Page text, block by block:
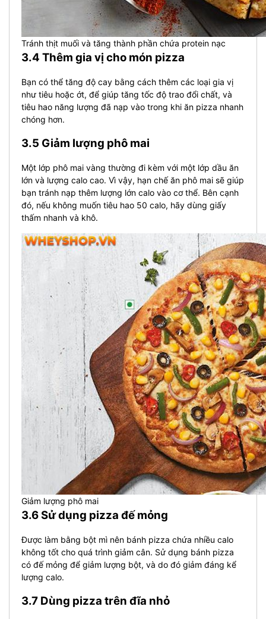
Tránh thịt muối và tăng thành phần chứa protein nạc
3.4 Thêm gia vị cho món pizza
Bạn có thể tăng độ cay bằng cách thêm các loại gia vị
như tiêu hoặc ớt, để giúp tăng tốc độ trao đổi chất, và
tiêu hao năng lượng đã nạp vào trong khi ăn pizza nhanh
chóng hơn.
3.5 Giảm lượng phô mai
Một lớp phô mai vàng thường đi kèm với một lớp dầu ăn
lớn và lượng calo cao. Vì vậy, hạn chế ăn phô mai sẽ giúp
bạn tránh nạp thêm lượng lớn calo vào cơ thể. Bên cạnh
đó, nếu không muốn tiêu hao 50 calo, hãy dùng giấy
thấm nhanh và khô.
Giảm lượng phô mai
3.6 Sử dụng pizza đế mỏng
Được làm bằng bột mì nên bánh pizza chứa nhiều calo
không tốt cho quá trình giảm cân. Sử dụng bánh pizza
có đế mỏng để giảm lượng bột, và do đó giảm đáng kể
lượng calo.
3.7 Dùng pizza trên đĩa nhỏ